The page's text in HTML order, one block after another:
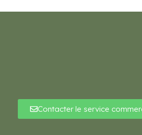
Contacter le service